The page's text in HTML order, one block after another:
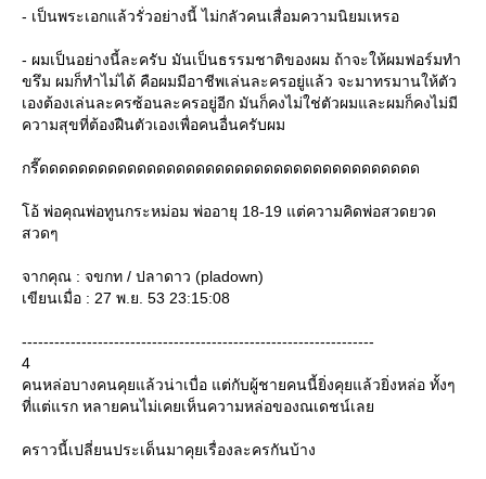
- เป็นพระเอกแล้วรั่วอย่างนี้ ไม่กลัวคนเสื่อมความนิยมเหรอ
- ผมเป็นอย่างนี้ละครับ มันเป็นธรรมชาติของผม ถ้าจะให้ผมฟอร์มทำ
ขรึม ผมก็ทำไม่ได้ คือผมมีอาชีพเล่นละครอยู่แล้ว จะมาทรมานให้ตัว
เองต้องเล่นละครซ้อนละครอยู่อีก มันก็คงไม่ใช่ตัวผมและผมก็คงไม่มี
ความสุขที่ต้องฝืนตัวเองเพื่อคนอื่นครับผม
กรี๊ดดดดดดดดดดดดดดดดดดดดดดดดดดดดดดดดดดดดดดด
อ้ พ่อคุณพ่อทูนกระหม่อม พ่ออายุ 18-19 แต่ความคิดพ่อสวดยวด
สวดๆ
จากคุณ : จขกท / ปลาดาว (pladown)
เขียนเมื่อ : 27 พ.ย. 53 23:15:08
-----------------------------------------------------------------
4
คนหล่อบางคนคุยแล้วน่าเบื่อ แต่กับผู้ชายคนนี้ยิ่งคุยแล้วยิ่งหล่อ ทั้งๆ
ที่แต่แรก หลายคนไม่เคยเห็นความหล่อของณเดชน์เล
คราวนี้เปลี่ยนประเด็นมาคุยเรื่องละครกันบ้าง